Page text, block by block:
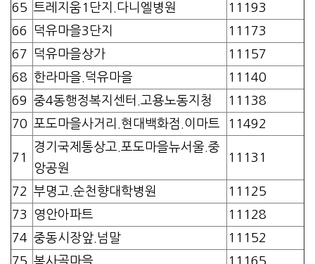
65
트레지움1단지.다니엘병원
11193
66
덕유마을3단지
11173
67
덕유마을상가
11157
68 한라마을.덕유마을
11140
69
중4동행정복지센터.고용노동지청
11138
70
포도마을사거리.현대백화점.이마트 11492
71
경기국제통상고.포도마을뉴서울.중
앙공원
11131
72 부명고.순천향대학병원
11125
73
영안아파트
11128
74 중동시장앞.넘말
11152
75 복사골마을
11165